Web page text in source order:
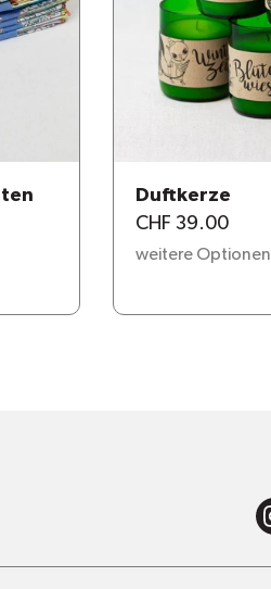
Duftkerze
CHF 39.00
weitere Optionen